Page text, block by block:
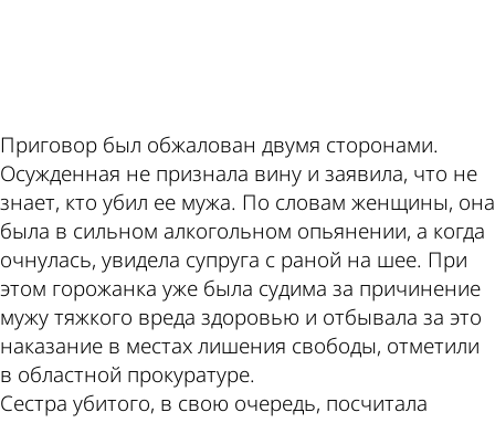
Приговор был обжалован двумя сторонами.
Осужденная не признала вину и заявила, что не
знает, кто убил ее мужа. По словам женщины, она
была в сильном алкогольном опьянении, а когда
очнулась, увидела супруга с раной на шее. При
этом горожанка уже была судима за причинение
мужу тяжкого вреда здоровью и отбывала за это
наказание в местах лишения свободы, отметили
в областной прокуратуре.
Сестра убитого, в свою очередь, посчитала